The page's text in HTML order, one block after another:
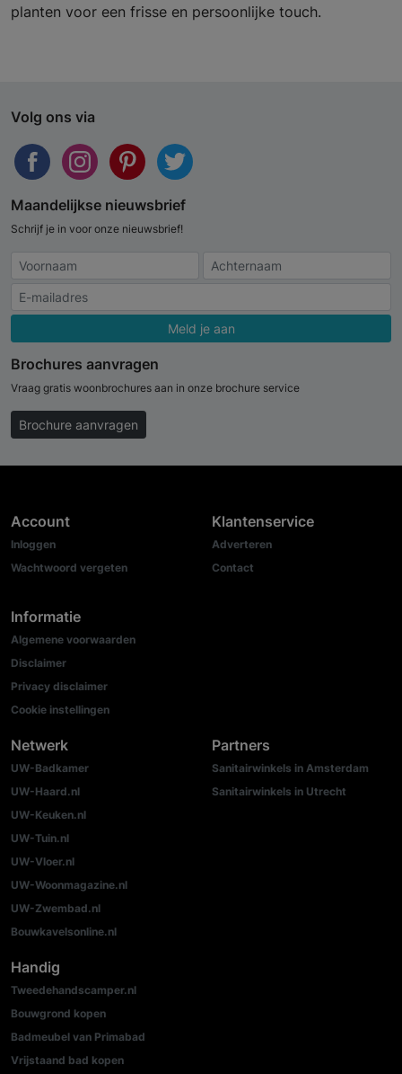
planten voor een frisse en persoonlijke touch.
Volg ons via
Maandelijkse nieuwsbrief
Schrijf je in voor onze nieuwsbrief!
Meld je aan
Brochures aanvragen
Vraag gratis woonbrochures aan in onze brochure service
Brochure aanvragen
Account
Inloggen
Wachtwoord vergeten
Informatie
Algemene voorwaarden
Disclaimer
Privacy disclaimer
Cookie instellingen
Klantenservice
Adverteren
Contact
Netwerk
UW-Badkamer
UW-Haard.nl
UW-Keuken.nl
UW-Tuin.nl
UW-Vloer.nl
UW-Woonmagazine.nl
UW-Zwembad.nl
Bouwkavelsonline.nl
Partners
Sanitairwinkels in Amsterdam
Sanitairwinkels in Utrecht
Handig
Tweedehandscamper.nl
Bouwgrond kopen
Badmeubel van Primabad
Vrijstaand bad kopen